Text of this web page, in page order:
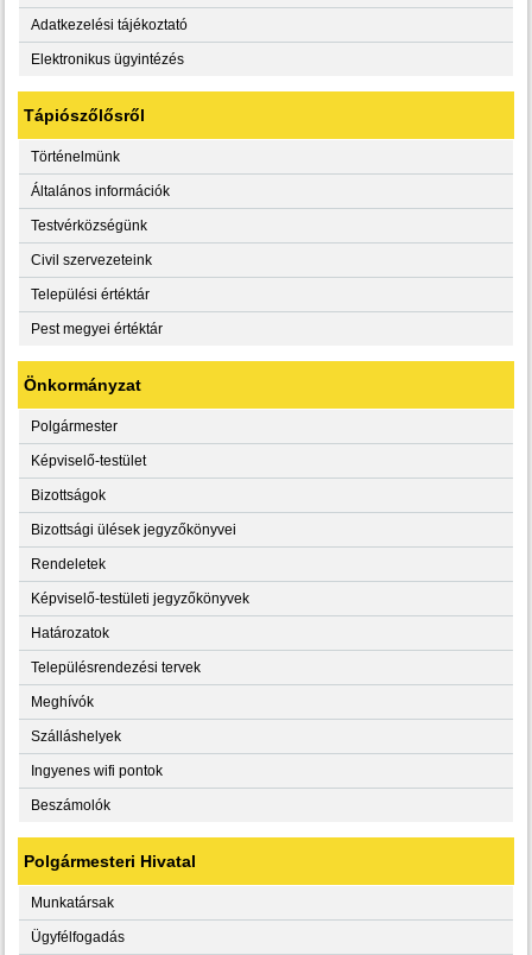
Adatkezelési tájékoztató
Elektronikus ügyintézés
Tápiószőlősről
Történelmünk
Általános információk
Testvérközségünk
Civil szervezeteink
Települési értéktár
Pest megyei értéktár
Önkormányzat
Polgármester
Képviselő-testület
Bizottságok
Bizottsági ülések jegyzőkönyvei
Rendeletek
Képviselő-testületi jegyzőkönyvek
Határozatok
Településrendezési tervek
Meghívók
Szálláshelyek
Ingyenes wifi pontok
Beszámolók
Polgármesteri Hivatal
Munkatársak
Ügyfélfogadás